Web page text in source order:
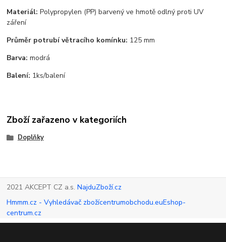
Materiál: Polypropylen (PP) barvený ve hmotě odlný proti UV
záření
Průměr potrubí větracího komínku: 125 mm
Barva:modrá
Balení: 1ks/balení
Zboží zařazeno v kategoriích
Doplňky
2021 AKCEPT CZ a.s.NajduZboží.cz
Hmmm.cz - Vyhledávač zbožícentrumobchodu.euEshop-
centrum.cz